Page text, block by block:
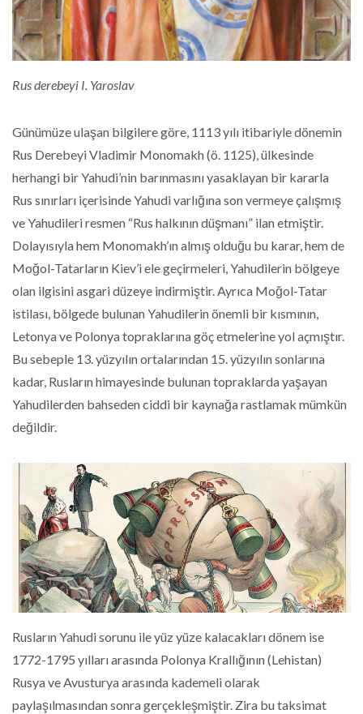
Rus derebeyi I. Yaroslav
Günümüze ulaşan bilgilere göre, 1113 yılı itibariyle dönemin
Rus Derebeyi Vladimir Monomakh (ö. 1125), ülkesinde
herhangi bir Yahudi’nin barınmasını yasaklayan bir kararla
Rus sınırları içerisinde Yahudi varlığına son vermeye çalışmış
ve Yahudileri resmen “Rus halkının düşmanı” ilan etmiştir.
Dolayısıyla hem Monomakh’ın almış olduğu bu karar, hem de
Moğol-Tatarların Kiev’i ele geçirmeleri, Yahudilerin bölgeye
olan ilgisini asgari düzeye indirmiştir. Ayrıca Moğol-Tatar
istilası, bölgede bulunan Yahudilerin önemli bir kısmının,
Letonya ve Polonya topraklarına göç etmelerine yol açmıştır.
Bu sebeple 13. yüzyılın ortalarından 15. yüzyılın sonlarına
kadar, Rusların himayesinde bulunan topraklarda yaşayan
Yahudilerden bahseden ciddi bir kaynağa rastlamak mümkün
değildir.
Rusların Yahudi sorunu ile yüz yüze kalacakları dönem ise
1772-1795 yılları arasında Polonya Krallığının (Lehistan)
Rusya ve Avusturya arasında kademeli olarak
paylaşılmasından sonra gerçekleşmiştir. Zira bu taksimat